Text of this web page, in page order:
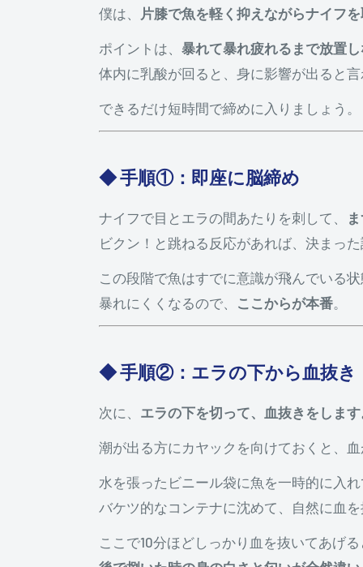
僕は、
片膝で魚を軽く抑えながらナイフ
ポイントは、 暴れて暴れ疲れるまで放置
体内に乳酸が回ると、身に影響が出ると
できるだけ短時間で締めに入りましょう。
◆ 手順①：即座に脳締め
ナイフで目とエラの間あたりを刺して、
ビクン！と跳ねる反応があれば、決まっ
この段階で魚はすでに意識が飛んでいる
暴れにくくなるので、 ここからが本番
◆ 手順②：エラの下から血抜き
次に、 エラの下を切って、血抜きをしま
潮が出る方にカヤックを向けておくと、
水を張ったビニール袋に魚を一時的に入
バケツ的なコンテナに沈めて、自然に血
ここで10分ほどしっかり血を抜いてあげ